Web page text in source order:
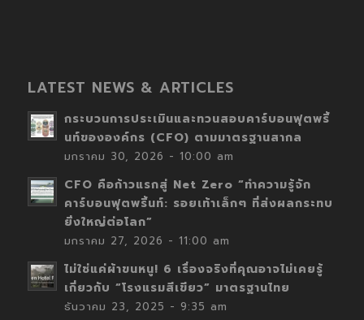
LATEST NEWS & ARTICLES
กระบวนการประเมินและทวนสอบคาร์บอนฟุตพริ้
นท์ขององค์กร (CFO) ตามมาตรฐานสากล
มกราคม 30, 2026 - 10:00 am
CFO คือก้าวแรกสู่ Net Zero “ทำความรู้จัก
คาร์บอนฟุตพริ้นท์: รอยเท้าเล็กๆ ที่ส่งผลกระทบ
ยิ่งใหญ่ต่อโลก”
มกราคม 27, 2026 - 11:00 am
ไม่ใช่แค่ผ้าขนหนู! 6 เรื่องจริงที่คุณอาจไม่เคยรู้
เกี่ยวกับ “โรงแรมสีเขียว” มาตรฐานไทย
ธันวาคม 23, 2025 - 9:35 am